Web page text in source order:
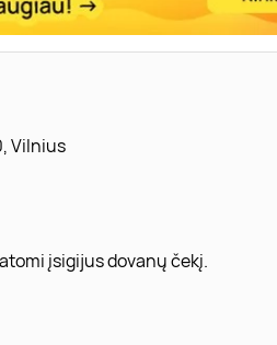
Vilnius
įsigijus dovanų čekį.